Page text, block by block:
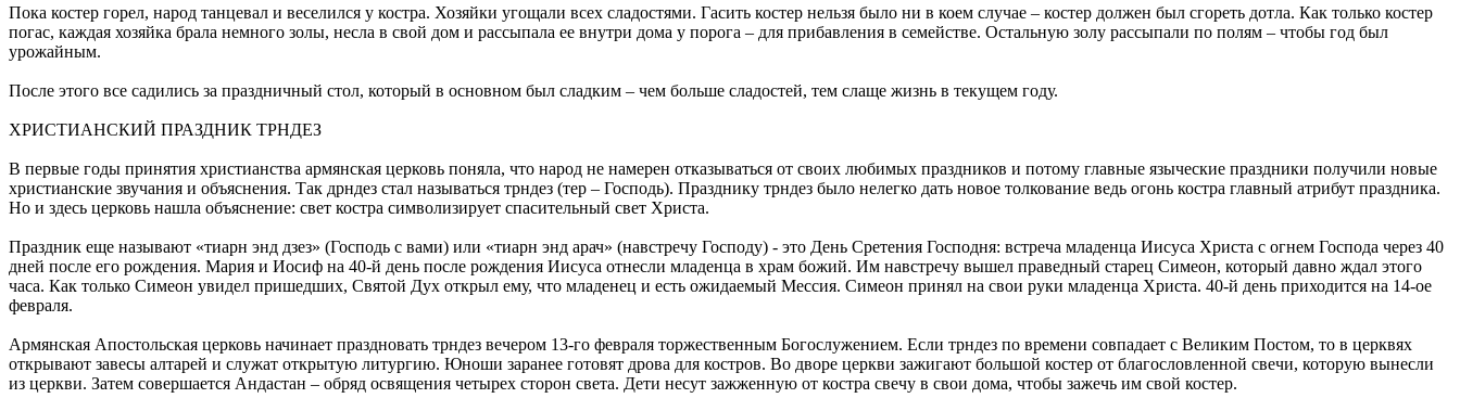
Пока костер горел, народ танцевал и веселился у костра. Хозяйки угощали всех сладостями. Гасить костер нельзя было ни в коем случае – костер должен был сгореть дотла. Как только костер
погас, каждая хозяйка брала немного золы, несла в свой дом и рассыпала ее внутри дома у порога – для прибавления в семействе. Остальную золу рассыпали по полям – чтобы год был
урожайным.
После этого все садились за праздничный стол, который в основном был сладким – чем больше сладостей, тем слаще жизнь в текущем году.
ХРИСТИАНСКИЙ ПРАЗДНИК ТРНДЕЗ
В первые годы принятия христианства армянская церковь поняла, что народ не намерен отказываться от своих любимых праздников и потому главные языческие праздники получили новые
христианские звучания и объяснения. Так дрндез стал называться трндез (тер – Господь). Празднику трндез было нелегко дать новое толкование ведь огонь костра главный атрибут праздника.
Но и здесь церковь нашла объяснение: свет костра символизирует спасительный свет Христа.
Праздник еще называют «тиарн энд дзез» (Господь с вами) или «тиарн энд арач» (навстречу Господу) - это День Сретения Господня: встреча младенца Иисуса Христа с огнем Господа через 40
дней после его рождения. Мария и Иосиф на 40-й день после рождения Иисуса отнесли младенца в храм божий. Им навстречу вышел праведный старец Симеон, который давно ждал этого
часа. Как только Симеон увидел пришедших, Святой Дух открыл ему, что младенец и есть ожидаемый Мессия. Симеон принял на свои руки младенца Христа. 40-й день приходится на 14-ое
февраля.
Армянская Апостольская церковь начинает праздновать трндез вечером 13-го февраля торжественным Богослужением. Если трндез по времени совпадает с Великим Постом, то в церквях
открывают завесы алтарей и служат открытую литургию. Юноши заранее готовят дрова для костров. Во дворе церкви зажигают большой костер от благословленной свечи, которую вынесли
из церкви. Затем совершается Андастан – обряд освящения четырех сторон света. Дети несут зажженную от костра свечу в свои дома, чтобы зажечь им свой костер.